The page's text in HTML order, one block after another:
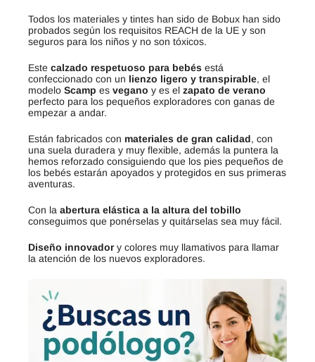
Todos los materiales y tintes han sido de Bobux han sido
probados según los requisitos REACH de la UE y son
seguros para los niños y no son tóxicos.
Este calzado respetuoso para bebés está
confeccionado con un lienzo ligero y transpirable, el
modelo Scamp es vegano y es el zapato de verano
perfecto para los pequeños exploradores con ganas de
empezar a andar.
Están fabricados con materiales de gran calidad, con
una suela duradera y muy flexible, además la puntera la
hemos reforzado consiguiendo que los pies pequeños de
los bebés estarán apoyados y protegidos en sus primeras
aventuras.
Con la abertura elástica a la altura del tobillo
conseguimos que ponérselas y quitárselas sea muy fácil.
Diseño innovadory colores muy llamativos para llamar
la atención de los nuevos exploradores.